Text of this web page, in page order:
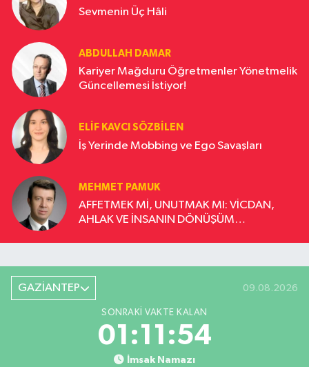
Sevmenin Üç Hâli
ABDULLAH DAMAR
Kariyer Mağduru Öğretmenler Yönetmelik
Güncellemesi İstiyor!
ELIF KAVCI SÖZBILEN
İş Yerinde Mobbing ve Ego Savaşları
MEHMET PAMUK
AFFETMEK Mİ, UNUTMAK MI: VİCDAN,
AHLAK VE İNSANIN DÖNÜŞÜM
GAZİANTEP 09.08.2026
SONRAKI VAKTE KALAN
01:11:53
İmsak Namazı